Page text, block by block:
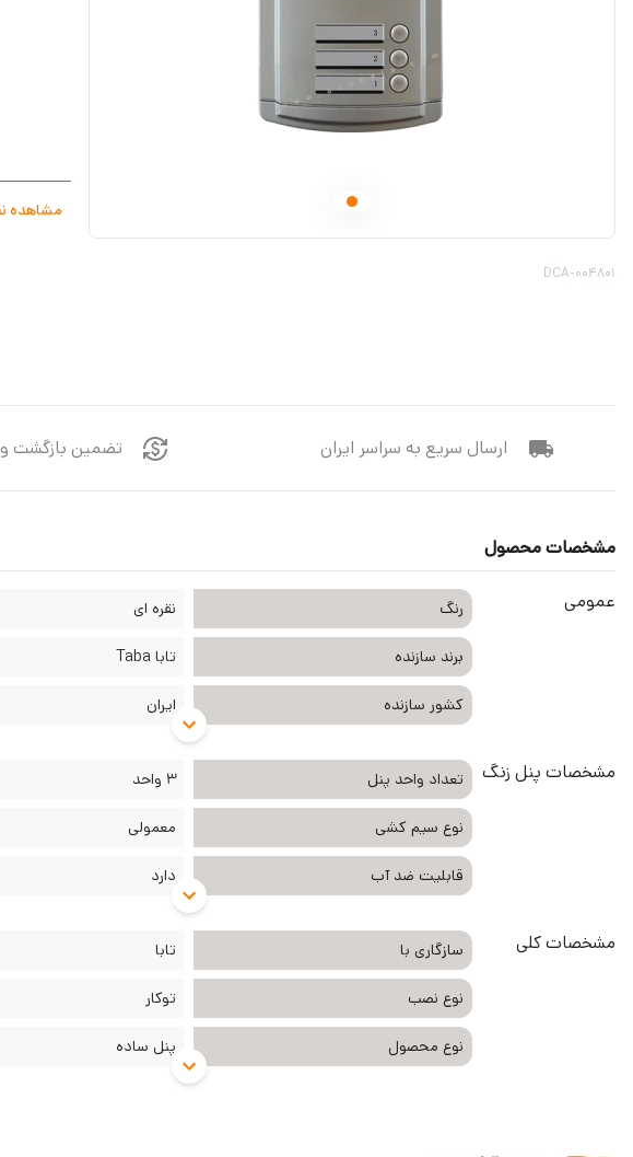
مشاهده
DCA-004801
ارسال سریع به سراسر ایران تضمین بازگشت
مشخصات محصول
عمومی رنگ نقره ای
برند سازنده تابا Taba
کشور سازنده ایران
مشخصات پنل زنگ تعداد واحد پنل 3 واحد
نوع سیم کشی معمولی
قابلیت ضد آب دارد
مشخصات کلی سازگاری با تابا
نوع نصب توکار
نوع محصول پنل ساده